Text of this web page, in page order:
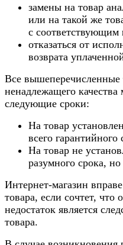
замены на товар
или на такой же
с соответствующим
отказаться от
возврата
Все вышеперечисленные
ненадлежащего
следующие сроки:
На товар
всего гарантийного
На товар не
разумного срока,
Интернет-магазин
товара, если сочтет,
недостаток является
товара.